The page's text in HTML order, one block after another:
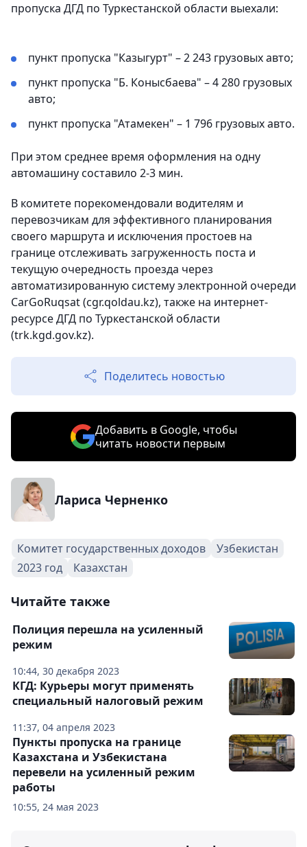
пропуска ДГД по Туркестанской области выехали:
пункт пропуска "Казыгурт" – 2 243 грузовых авто;
пункт пропуска "Б. Конысбаева" – 4 280 грузовых
авто;
пункт пропуска "Атамекен" – 1 796 грузовых авто.
При этом среднее время оформления на одну
автомашину составило 2-3 мин.
В комитете порекомендовали водителям и
перевозчикам для эффективного планирования
своего маршрута и исключения простоев на
границе отслеживать загруженность поста и
текущую очередность проезда через
автоматизированную систему электронной очереди
CarGoRuqsat (cgr.qoldau.kz), также на интернет-
ресурсе ДГД по Туркестанской области
(trk.kgd.gov.kz).
Поделитесь новостью
Добавить в Google, чтобы
читать новости первым
Лариса Черненко
Комитет государственных доходов
Узбекистан
2023 год
Казахстан
Читайте также
10:44, 30 декабря 2023
Полиция перешла на усиленный
режим
11:37, 04 апреля 2023
КГД: Курьеры могут применять
специальный налоговый режим
10:55, 24 мая 2023
Пункты пропуска на границе
Казахстана и Узбекистана
перевели на усиленный режим
работы